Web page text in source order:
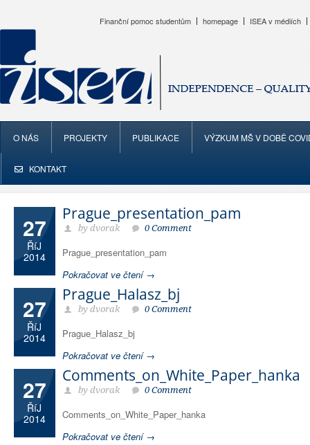
Finanční pomoc studentům homepage ISEA v médiích
O NÁS PROJEKTY PUBLIKACE VÝZKUM MŠ V DOBĚ
KONTAKT
27
ŘíJ
2014
Prague_presentation_pam
by dvorak 0 Comment
Prague_presentation_pam
Pokračovat ve čtení →
27
ŘíJ
2014
Prague_Halasz_bj
by dvorak 0 Comment
Prague_Halasz_bj
Pokračovat ve čtení →
27
ŘíJ
2014
Comments_on_White_Paper_hanka
by dvorak 0 Comment
Comments_on_White_Paper_hanka
Pokračovat ve čtení →